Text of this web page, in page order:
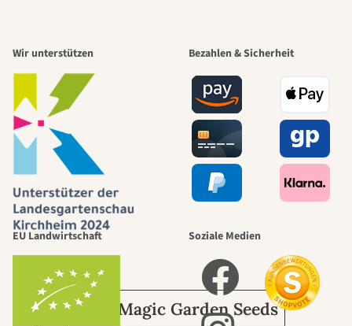
schönsten
Wege zu uns
selbst führt
durch den
Garten
Über Magic Garden Seeds
Wir unterstützen Bezahlen & Sicherheit
EU Landwirtschaft Soziale Medien